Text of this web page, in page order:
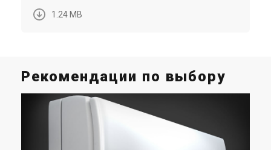
1.24 MB
Рекомендации по выбору